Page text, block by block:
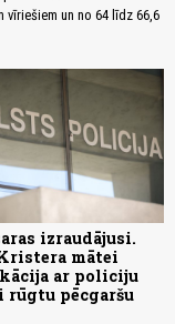
vīriešiem un no 64 līdz 66,6
izraudājusi.
mātei
ar policiju
rūgtu pēcgaršu